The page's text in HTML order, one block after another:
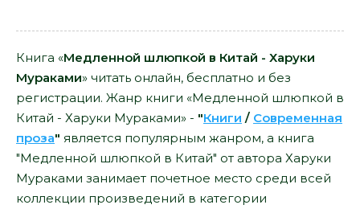
Книга «Медленной шлюпкой в Китай - Харуки
Мураками» читать онлайн, бесплатно и без
регистрации. Жанр книги «Медленной шлюпкой в
Китай - Харуки Мураками» - "Книги / Современная
проза" является популярным жанром, а книга
"Медленной шлюпкой в Китай" от автора Харуки
Мураками занимает почетное место среди всей
коллекции произведений в категории